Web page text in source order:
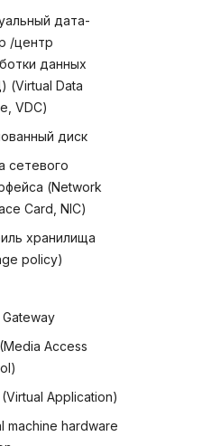
дата-
/центр
данных
(Virtual Data
VDC)
диск
сетевого
(Network
Card, NIC)
хранилища
policy)
Access
Application)
machine hardware